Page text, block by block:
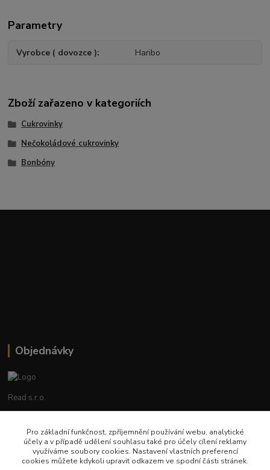
Parametry
Vyrobce ( dovozce ) Haribo
Zboží zařazeno v kategoriích
Cukrovinky
Nečokoládové cukrovinky
Bonbóny
Objednávky
Read s.r.o.
+420 602 388 763
Po - Pá 8 - 14h
Pro základní funkčnost, zpříjemnění používání webu, analytické
účely a v případě udělení souhlasu také pro účely cílení reklamy
využíváme soubory cookies. Nastavení vlastních preferencí
cookies můžete kdykoli upravit odkazem ve spodní části stránek.